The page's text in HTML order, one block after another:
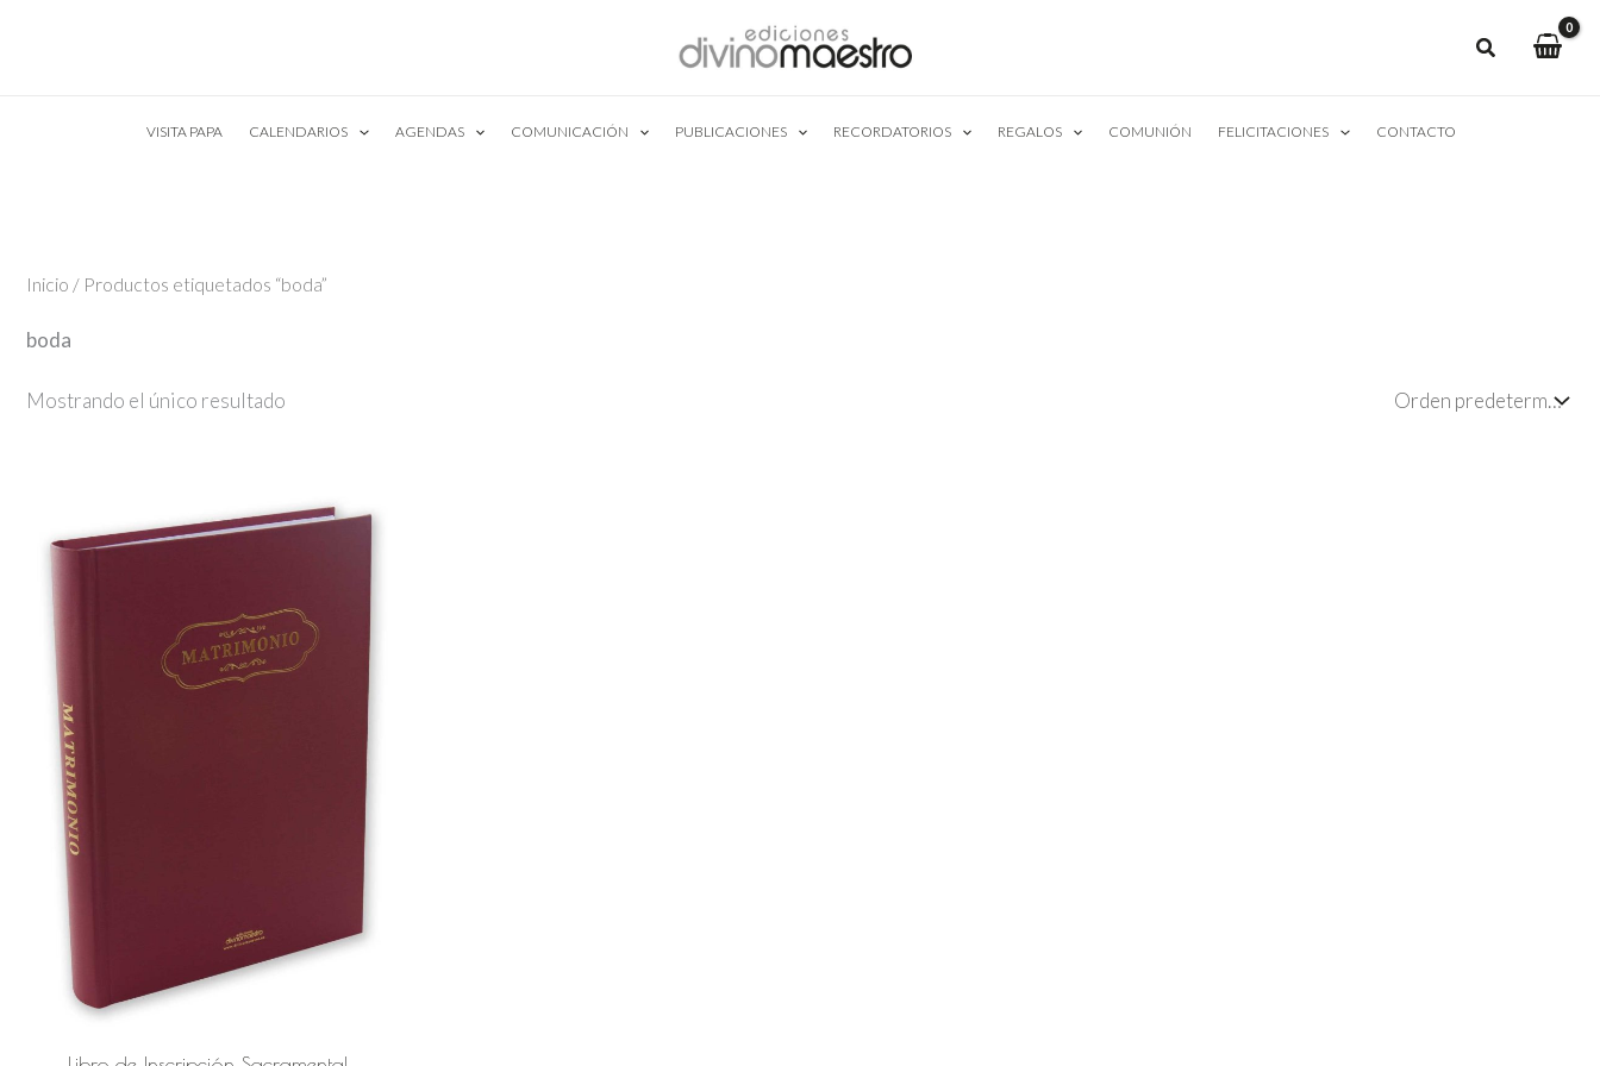
VISITA PAPA CALENDARIOS AGENDAS COMUNICACIÓN PUBLICACIONES RECORDATORIOS REGALOS COMUNIÓN FELICITACIONES CONTACTO
Inicio / Productos etiquetados “boda”
boda
Mostrando el único resultado